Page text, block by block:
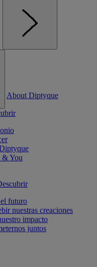
About Diptyque
& You
futuro
nuestras creaciones
impacto
juntos